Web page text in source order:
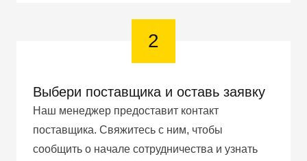
2
Выбери поставщика и оставь заявку
Наш менеджер предоставит контакт
поставщика. Свяжитесь с ним, чтобы
сообщить о начале сотрудничества и узнать